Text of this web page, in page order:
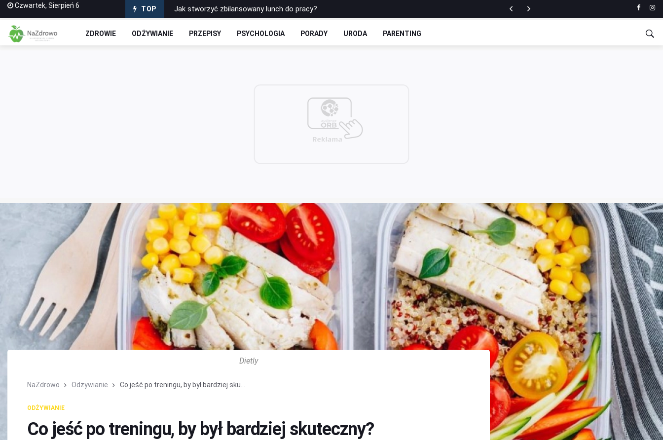
Czwartek, Sierpień 6 TOP
Jak stworzyć zbilansowany lunch do pracy?
ZDROWIE ODŻYWIANIE PRZEPISY PSYCHOLOGIA PORADY URODA PARENTING
Dietly
NaZdrowo Odżywianie Co jeść po treningu, by był bardziej sku...
ODŻYWIANIE
Co jeść po treningu, by był bardziej skuteczny?